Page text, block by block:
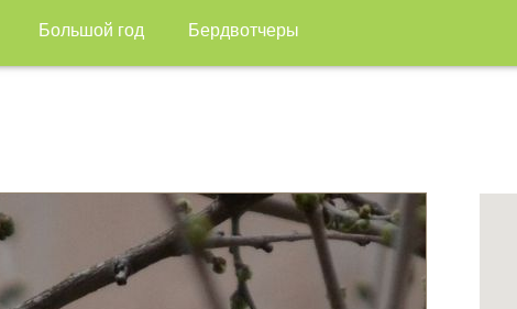
Большой год Бердвотчеры